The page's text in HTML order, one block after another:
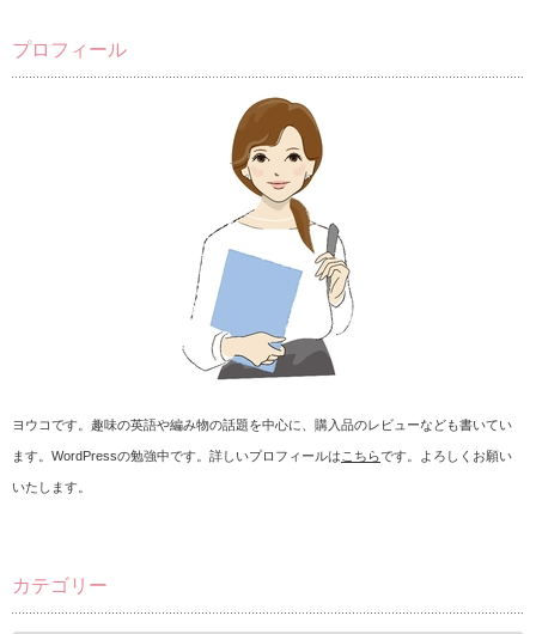
プロフィール
ヨウコです。趣味の英語や編み物の話題を中心に、購入品のレビューなども書いてい
ます。WordPressの勉強中です。詳しいプロフィールは こちらです。よろしくお願い
いたします。
カテゴリー